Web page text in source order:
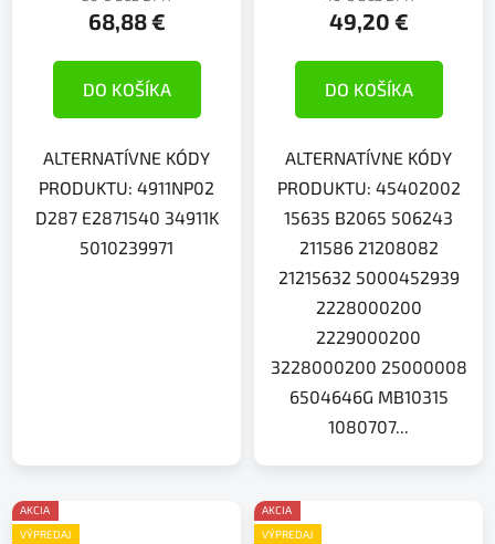
68,88 €
DO KOŠÍKA
ALTERNATÍVNE KÓDY
PRODUKTU: 4911NP02
D287 E2871540 34911K
5010239971
49,20 €
DO KOŠÍKA
ALTERNATÍVNE KÓDY
PRODUKTU: 45402002
15635 B2065 506243
211586 21208082
21215632 5000452939
2228000200
2229000200
3228000200 25000008
6504646G MB10315
1080707...
AKCIA
VÝPREDAJ
AKCIA
VÝPREDAJ